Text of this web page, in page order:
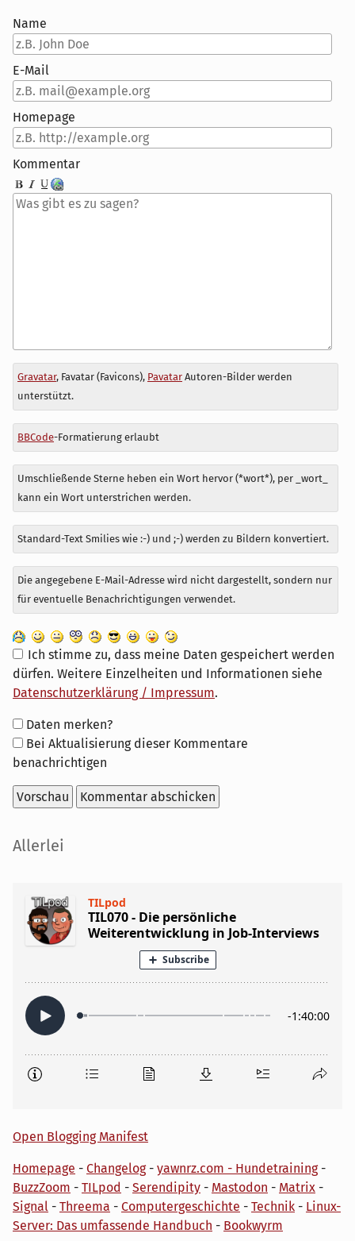
Name
E-Mail
Homepage
Kommentar
Antwort
zu
Gravatar, Favatar (Favicons), PavatarAutoren-Bilder werden
unterstützt.
BBCode-Formatierung erlaubt
Umschließende Sterne heben ein Wort hervor (*wort*), per _wort_
kann ein Wort unterstrichen werden.
Standard-Text Smilies wie :-) und ;-) werden zu Bildern konvertiert.
Die angegebene E-Mail-Adresse wird nicht dargestellt, sondern nur
für eventuelle Benachrichtigungen verwendet.
Ich stimme zu, dass meine Daten gespeichert werden
dürfen. Weitere Einzelheiten und Informationen siehe
Datenschutzerklärung / Impressum.
Formular-
Optionen
Daten merken?
Bei Aktualisierung dieser Kommentare
benachrichtigen
Seitenleiste
Allerlei
Open Blogging Manifest
Homepage - Changelog- yawnrz.com - Hundetraining-
BuzzZoom - TILpod - Serendipity - Mastodon - Matrix -
Signal - Threema - Computergeschichte - Technik - Linux-
Server: Das umfassende Handbuch - Bookwyrm